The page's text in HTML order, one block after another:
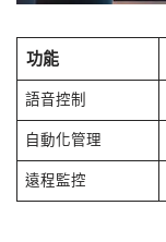
功能
語音控制
自動化管理
遠程監控